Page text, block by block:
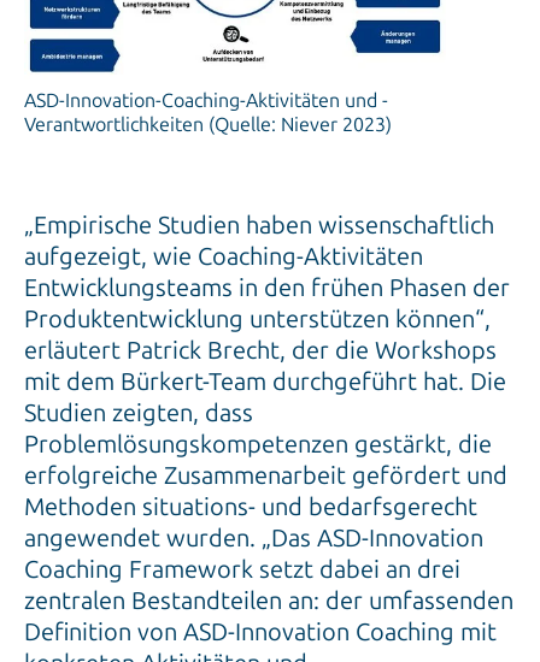
ASD-Innovation-Coaching-Aktivitäten und -
Verantwortlichkeiten (Quelle: Niever 2023)
„Empirische Studien haben wissenschaftlich
aufgezeigt, wie Coaching-Aktivitäten
Entwicklungsteams in den frühen Phasen der
Produktentwicklung unterstützen können“,
erläutert Patrick Brecht, der die Workshops
mit dem Bürkert-Team durchgeführt hat. Die
Studien zeigten, dass
Problemlösungskompetenzen gestärkt, die
erfolgreiche Zusammenarbeit gefördert und
Methoden situations- und bedarfsgerecht
angewendet wurden. „Das ASD-Innovation
Coaching Framework setzt dabei an drei
zentralen Bestandteilen an: der umfassenden
Definition von ASD-Innovation Coaching mit